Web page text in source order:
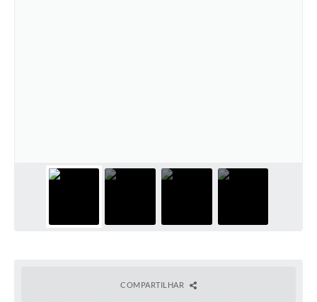
Arquivos para Download
COMPARTILHAR